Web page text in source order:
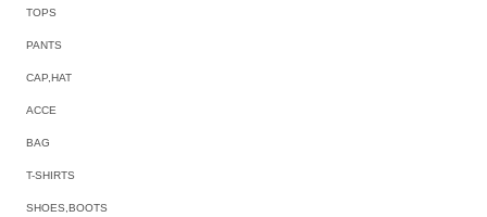
TOPS
PANTS
CAP,HAT
ACCE
BAG
T-SHIRTS
SHOES,BOOTS